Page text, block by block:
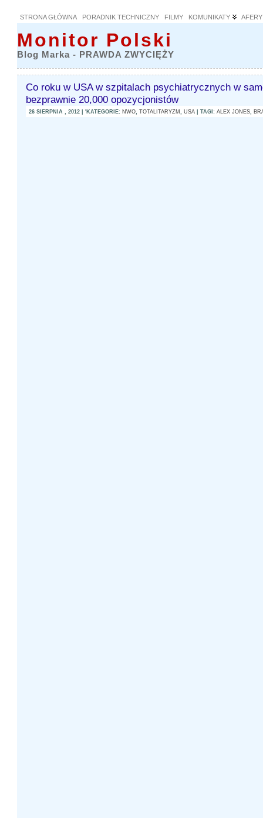
STRONA GŁÓWNA PORADNIK TECHNICZNY FILMY KOMUNIKATY
Monitor Polski
Blog Marka - PRAWDA ZWYCIĘŻY
Co roku w USA w szpitalach psychiatrycznych w
bezprawnie 20,000 opozycjonistów
26 SIERPNIA , 2012 | 'KATEGORIE:NWO ,TOTALITARYZM ,USA | TAGI:ALEX JONES ,